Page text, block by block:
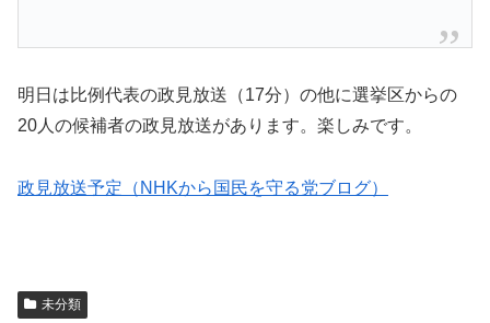
明日は比例代表の政見放送（17分）の他に選挙区からの
20人の候補者の政見放送があります。楽しみです。
政見放送予定（NHKから国民を守る党ブログ）
未分類